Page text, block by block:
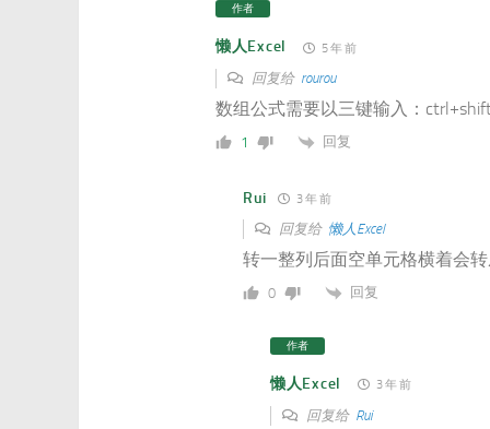
作者
懒人Excel 5 年 前
回复给 rourou
数组公式需要以三键输入：
1 回复
Rui 3 年 前
回复给 懒人Excel
转一整列后面空单元格横着会
0 回复
作者
懒人Excel 3 年 前
回复给 Rui